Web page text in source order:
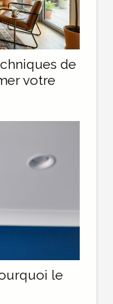
de
votre
le